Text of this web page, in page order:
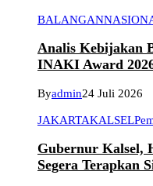
BALANGAN
Analis Kebijakan
INAKI Award
Byadmin24 Juli 2026
JAKARTAKALSEL
Gubernur Kalsel,
Segera Terapkan